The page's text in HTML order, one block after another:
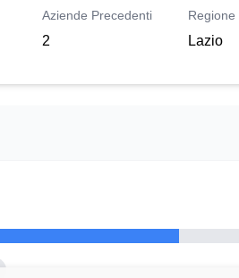
Aziende Precedenti
2
Regione
Lazio